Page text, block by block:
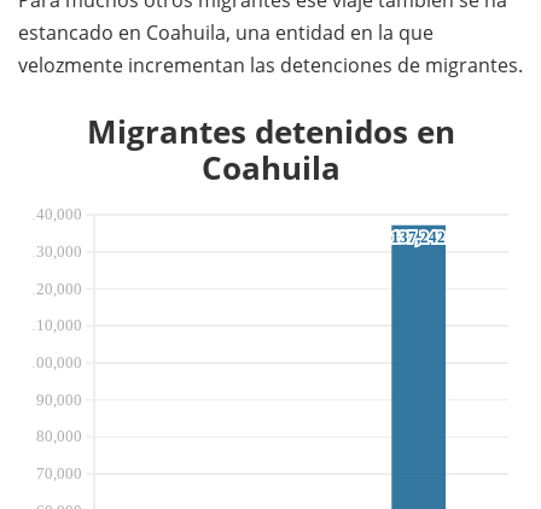
estancado en Coahuila, una entidad en la que
velozmente incrementan las detenciones de migrantes.
Migrantes detenidos en
Coahuila
100,000
90,000
80,000
70,000
140,000
130,000
120,000
110,000
137,242
137,242